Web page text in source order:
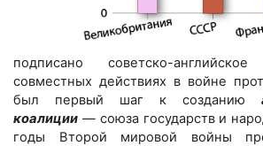
подписано советско-
совместных действиях в войне
был первый шаг к созданию
коалиции — союза государств и
годы Второй мировой войны